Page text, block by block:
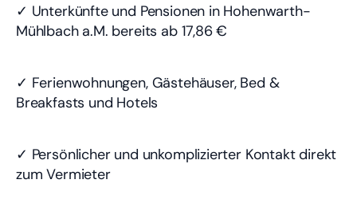
✓ Unterkünfte und Pensionen in Hohenwarth-
Mühlbach a.M. bereits ab 17,86 €
✓ Ferienwohnungen, Gästehäuser, Bed &
Breakfasts und Hotels
✓ Persönlicher und unkomplizierter Kontakt direkt
zum Vermieter